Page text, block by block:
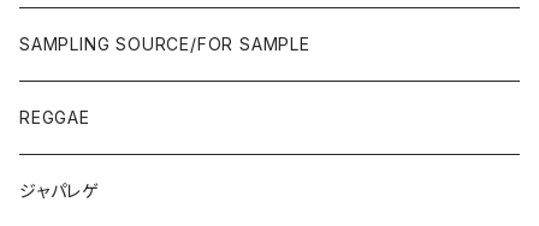
JAPAN ONLY RELEASE/REMIX
ROCK/AOR
LP
JAPANESE
OTHERS
7"/12"
JAPANESE
SAMPLING SOURCE/FOR SAMPLE
REGGAE
ジャパレゲ